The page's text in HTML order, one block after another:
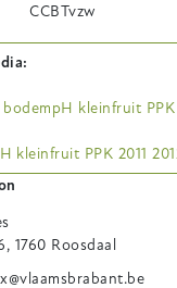
CCBTvzw
kleinfruit PPK
kleinfruit PPK 2011
1760 Roosdaal